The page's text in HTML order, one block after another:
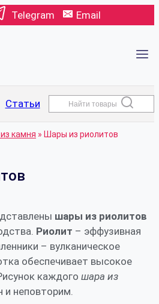
Telegram Email
Статьи Найти товары
камня » Шары из риолитов
шары из риолитов
Риолит – эффузивная
– вулканическое
обеспечивает высокое
каждого шара из
и неповторим.